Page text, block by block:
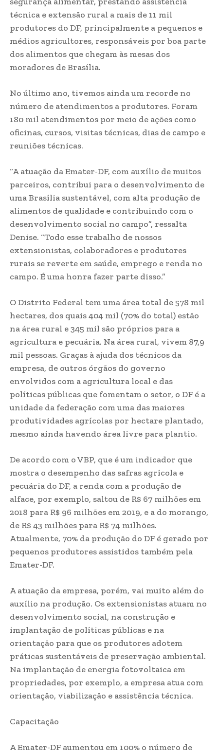
técnica e extensão rural a mais de 11 mil
produtores do DF, principalmente a pequenos e
médios agricultores, responsáveis por boa parte
dos alimentos que chegam às mesas dos
moradores de Brasília.
No último ano, tivemos ainda um recorde no
número de atendimentos a produtores. Foram
180 mil atendimentos por meio de ações como
oficinas, cursos, visitas técnicas, dias de campo e
reuniões técnicas.
“A atuação da Emater-DF, com auxílio de muitos
parceiros, contribui para o desenvolvimento de
uma Brasília sustentável, com alta produção de
alimentos de qualidade e contribuindo com o
desenvolvimento social no campo”, ressalta
Denise. “Todo esse trabalho de nossos
extensionistas, colaboradores e produtores
rurais se reverte em saúde, emprego e renda no
campo. É uma honra fazer parte disso.”
O Distrito Federal tem uma área total de 578 mil
hectares, dos quais 404 mil (70% do total) estão
na área rural e 345 mil são próprios para a
agricultura e pecuária. Na área rural, vivem 87,9
mil pessoas. Graças à ajuda dos técnicos da
empresa, de outros órgãos do governo
envolvidos com a agricultura local e das
políticas públicas que fomentam o setor, o DF é a
unidade da federação com uma das maiores
produtividades agrícolas por hectare plantado,
mesmo ainda havendo área livre para plantio.
De acordo com o VBP, que é um indicador que
mostra o desempenho das safras agrícola e
pecuária do DF, a renda com a produção de
alface, por exemplo, saltou de R$ 67 milhões em
2018 para R$ 96 milhões em 2019, e a do morango,
de R$ 43 milhões para R$ 74 milhões.
Atualmente, 70% da produção do DF é gerado por
pequenos produtores assistidos também pela
Emater-DF.
A atuação da empresa, porém, vai muito além do
auxílio na produção. Os extensionistas atuam no
desenvolvimento social, na construção e
implantação de políticas públicas e na
orientação para que os produtores adotem
práticas sustentáveis de preservação ambiental.
Na implantação de energia fotovoltaica em
propriedades, por exemplo, a empresa atua com
orientação, viabilização e assistência técnica.
Capacitação
A Emater-DF aumentou em 100% o número de